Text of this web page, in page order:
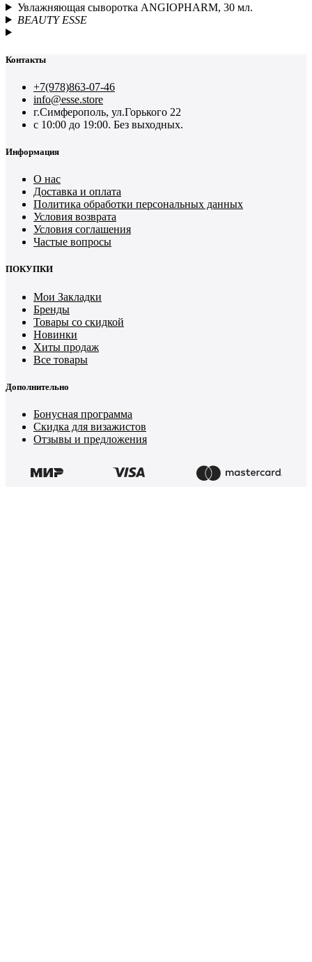
Увлажняющая сыворотка ANGIOPHARM, 30 мл.
BEAUTY ESSE
Контакты
+7(978)863-07-46
info@esse.store
г.Симферополь, ул.Горького 22
с 10:00 до 19:00. Без выходных.
Информация
О нас
Доставка и оплата
Политика обработки персональных данных
Условия возврата
Условия соглашения
Частые вопросы
ПОКУПКИ
Мои Закладки
Бренды
Товары со скидкой
Новинки
Хиты продаж
Все товары
Дополнительно
Бонусная программа
Скидка для визажистов
Отзывы и предложения